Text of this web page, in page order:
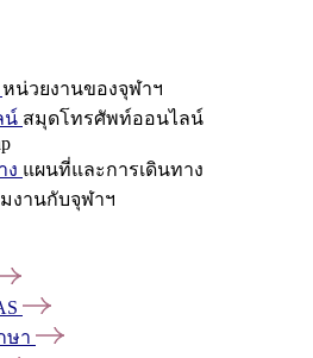
หน่วยงานของจุฬาฯ
น์ สมุดโทรศัพท์ออนไลน์
ง แผนที่และการเดินทาง
งานกับจุฬาฯ
ษา